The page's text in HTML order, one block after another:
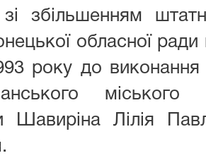
збільшенням
обласної
року до виконання
Шавиріна Лілія